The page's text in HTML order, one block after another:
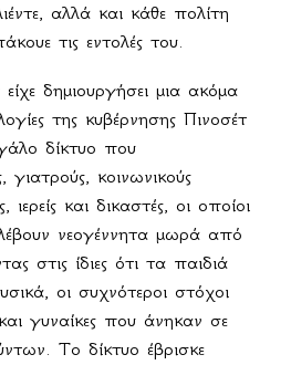
αλλά και κάθε πολίτη
τις εντολές του.
δημιουργήσει μια ακόμα
της κυβέρνησης Πινοσέτ
δίκτυο που
γιατρούς, κοινωνικούς
ιερείς και δικαστές, οι οποίοι
νεογέννητα μωρά από
στις ίδιες ότι τα παιδιά
οι συχνότεροι στόχοι
γυναίκες που άνηκαν σε
Το δίκτυο έβρισκε